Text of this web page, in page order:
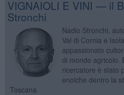
VIGNAIOLI E VINI — il
Stronchi
Nadio Stronchi,
Val di Cornia e
appassionato
di mondo agricolo.
ricercatore è stato
enoiche dentro la
Toscana